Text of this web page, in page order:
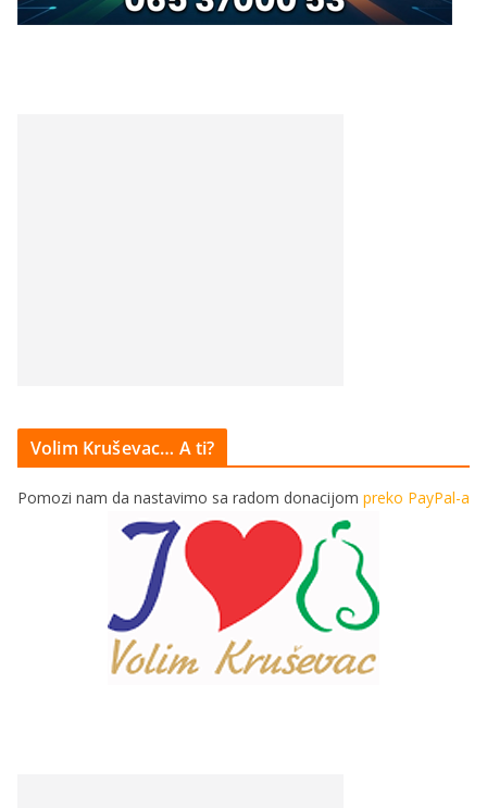
Volim Kruševac… A ti?
Pomozi nam da nastavimo sa radom donacijom preko PayPal-a